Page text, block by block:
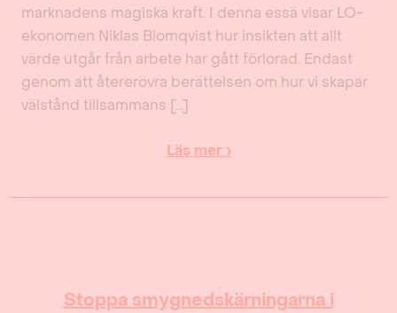
marknadens magiska kraft. I denna essä visar LO-
ekonomen Niklas Blomqvist hur insikten att allt
värde utgår från arbete har gått förlorad. Endast
genom att återerövra berättelsen om hur vi skapar
välstånd tillsammans […]
Läs mer ›
Stoppa smygnedskärningarna i